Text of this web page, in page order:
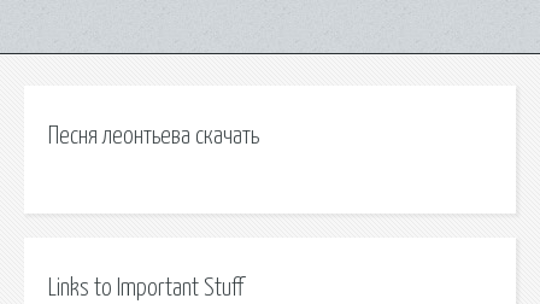
Песня леонтьева скачать
Links to Important Stuff